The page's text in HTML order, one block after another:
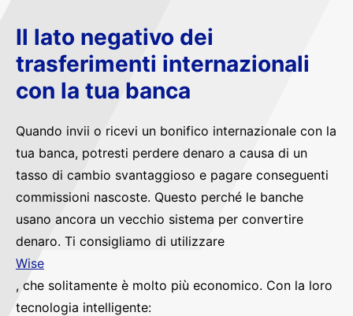
Il lato negativo dei
trasferimenti internazionali
con la tua banca
Quando invii o ricevi un bonifico internazionale con la
tua banca, potresti perdere denaro a causa di un
tasso di cambio svantaggioso e pagare conseguenti
commissioni nascoste. Questo perché le banche
usano ancora un vecchio sistema per convertire
denaro. Ti consigliamo di utilizzare
Wise
, che solitamente è molto più economico. Con la loro
tecnologia intelligente: